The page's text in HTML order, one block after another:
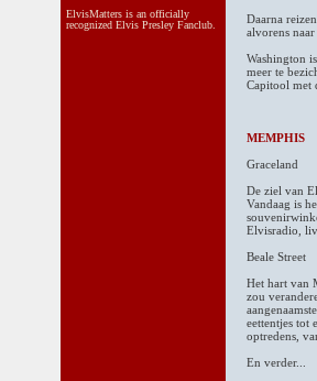
ElvisMatters is an officially
recognized Elvis Presley Fanclub.
Daarna
alvorens
Washington
meer te
Capitool met
MEMPHIS
Graceland
De ziel van
Vandaag is
Elvisradio,
Beale Street
Het hart van
zou
eettentjes tot
optredens,
En verder...